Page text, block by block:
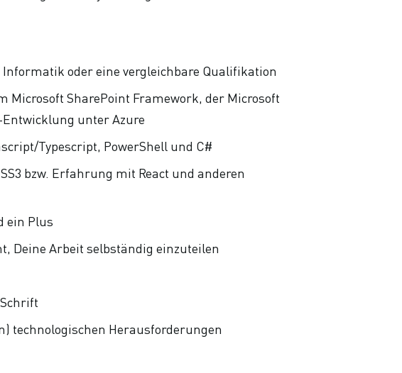
oder eine vergleichbare Qualifikation
SharePoint Framework, der Microsoft
unter Azure
Typescript, PowerShell und C#
bzw. Erfahrung mit React und anderen
ein Plus
Deine Arbeit selbständig einzuteilen
technologischen Herausforderungen